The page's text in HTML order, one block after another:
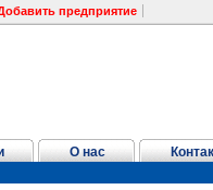
предприятие
О нас